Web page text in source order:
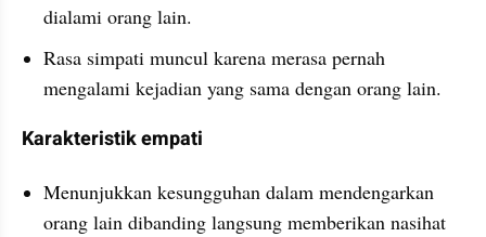
dialami orang lain.
Rasa simpati muncul karena merasa pernah
mengalami kejadian yang sama dengan orang lain.
Karakteristik empati
Menunjukkan kesungguhan dalam mendengarkan
orang lain dibanding langsung memberikan nasihat